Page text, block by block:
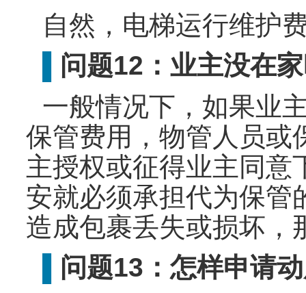
自然，电梯运行维护
问题12：业主没在
一般情况下，如果业
保管费用，物管人员或
主授权或征得业主同意
安就必须承担代为保管
造成包裹丢失或损坏，
问题13：怎样申请